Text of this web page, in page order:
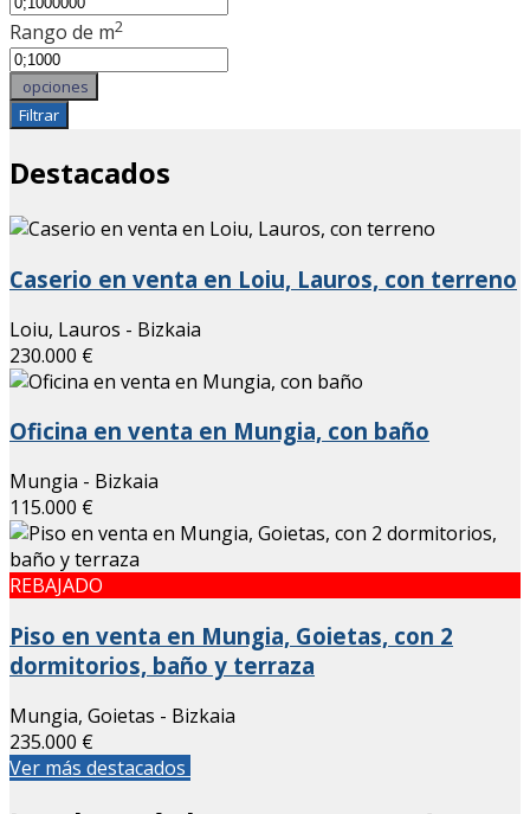
Rango de m2
opciones
Filtrar
Destacados
Caserio en venta en Loiu, Lauros, con terreno
Loiu, Lauros - Bizkaia
230.000 €
Oficina en venta en Mungia, con baño
Mungia - Bizkaia
115.000 €
REBAJADO
Piso en venta en Mungia, Goietas, con 2
dormitorios, baño y terraza
Mungia, Goietas - Bizkaia
235.000 €
Ver más destacados